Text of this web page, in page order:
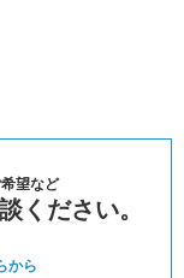
望など
ください。
から